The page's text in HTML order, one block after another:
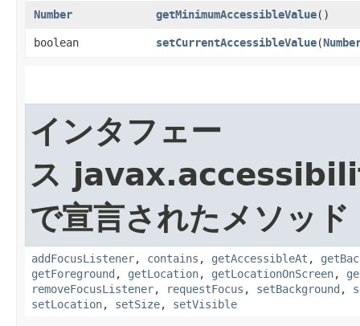
Number getMinimumAccessibleValue()
boolean setCurrentAccessibleValue​(
インタフェー
ス
で宣言されたメソッド
addFocusListener, contains , getAccessibleAt ,
getForeground , getLocation, getLocationOnScreen,
removeFocusListener, requestFocus , setBackground ,
setLocation, setSize, setVisible